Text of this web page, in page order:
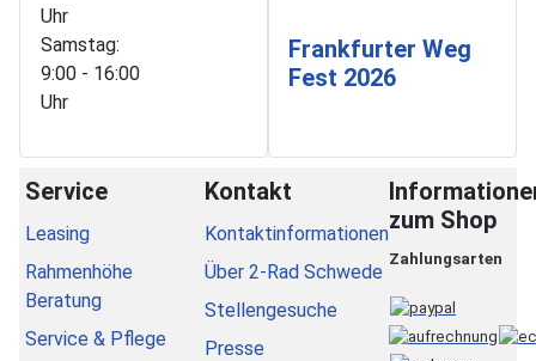
Uhr
Samstag:
9:00 - 16:00
Uhr
Frankfurter Weg
Fest 2026
Service
Leasing
Rahmenhöhe
Beratung
Service & Pflege
Kontakt
Kontaktinformationen
Über 2-Rad Schwede
Stellengesuche
Presse
zum Shop
Zahlungsarten